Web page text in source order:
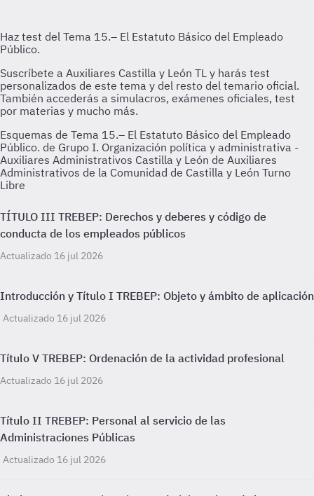
Esquemas de Tema 15.– El Estatuto Básico del Empleado
Público. de Grupo I. Organización política y administrativa -
Auxiliares Administrativos Castilla y León de Auxiliares
Administrativos de la Comunidad de Castilla y León Turno
Libre
TÍTULO III TREBEP: Derechos y deberes y código de
conducta de los empleados públicos
Actualizado 16 jul 2026
Introducción y Título I TREBEP: Objeto y ámbito de aplicación
Actualizado 16 jul 2026
Título V TREBEP: Ordenación de la actividad profesional
Actualizado 16 jul 2026
Título II TREBEP: Personal al servicio de las
Administraciones Públicas
Actualizado 16 jul 2026